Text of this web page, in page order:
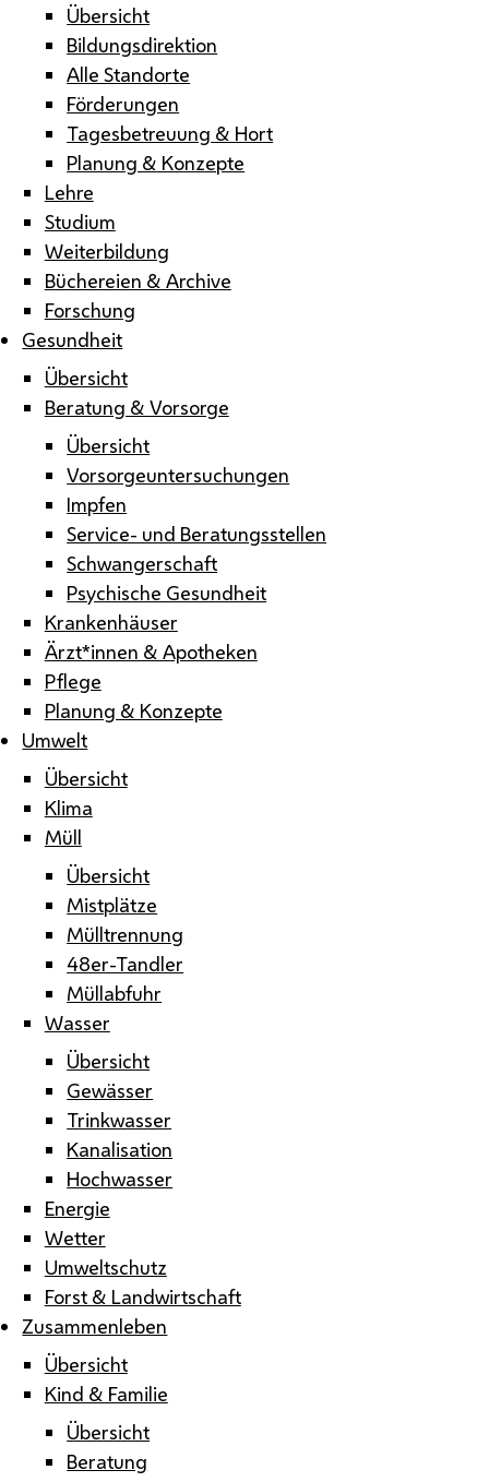
Übersicht
Bildungsdirektion
Alle Standorte
Förderungen
Tagesbetreuung & Hort
Planung & Konzepte
Lehre
Studium
Weiterbildung
Büchereien & Archive
Forschung
Gesundheit
Übersicht
Beratung & Vorsorge
Übersicht
Vorsorgeuntersuchungen
Impfen
Service- und Beratungsstellen
Schwangerschaft
Psychische Gesundheit
Krankenhäuser
Ärzt*innen & Apotheken
Pflege
Planung & Konzepte
Umwelt
Übersicht
Klima
Müll
Übersicht
Mistplätze
Mülltrennung
48er-Tandler
Müllabfuhr
Wasser
Übersicht
Gewässer
Trinkwasser
Kanalisation
Hochwasser
Energie
Wetter
Umweltschutz
Forst & Landwirtschaft
Zusammenleben
Übersicht
Kind & Familie
Übersicht
Beratung